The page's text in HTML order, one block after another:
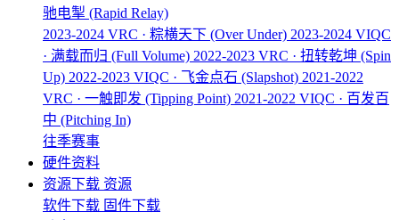
驰电掣 (Rapid Relay)
2023-2024 VRC · 粽横天下 (Over Under) 2023-2024 VIQC
· 满载而归 (Full Volume) 2022-2023 VRC · 扭转乾坤 (Spin
Up) 2022-2023 VIQC · 飞金点石 (Slapshot) 2021-2022
VRC · 一触即发 (Tipping Point) 2021-2022 VIQC · 百发百
中 (Pitching In)
往季赛事
硬件资料
资源下载 资源
软件下载 固件下载